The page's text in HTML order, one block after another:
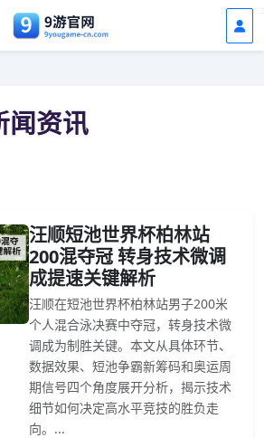
闻资讯
汪顺短池世界杯柏林站
200混夺冠 转身技术微调
成提速关键解析
汪顺在短池世界杯柏林站男子200米
个人混合泳决赛中夺冠，转身技术微
调成为制胜关键。本文从具体环节、
数据效果、短池争霸新筹码和奥运周
期信号四个角度展开分析，揭示技术
细节如何决定高水平竞技的胜负走
向。...